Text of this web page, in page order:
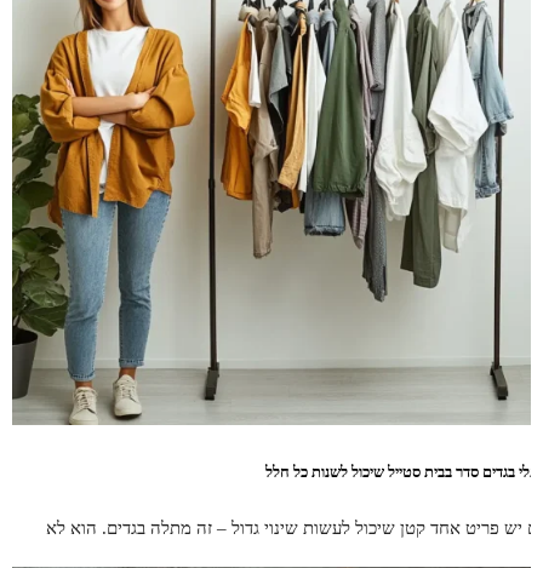
בגדים סדר בבית סטייל שיכול לשנות כל חלל
יש פריט אחד קטן שיכול לעשות שינוי גדול – זה מתלה בגדים. הוא לא